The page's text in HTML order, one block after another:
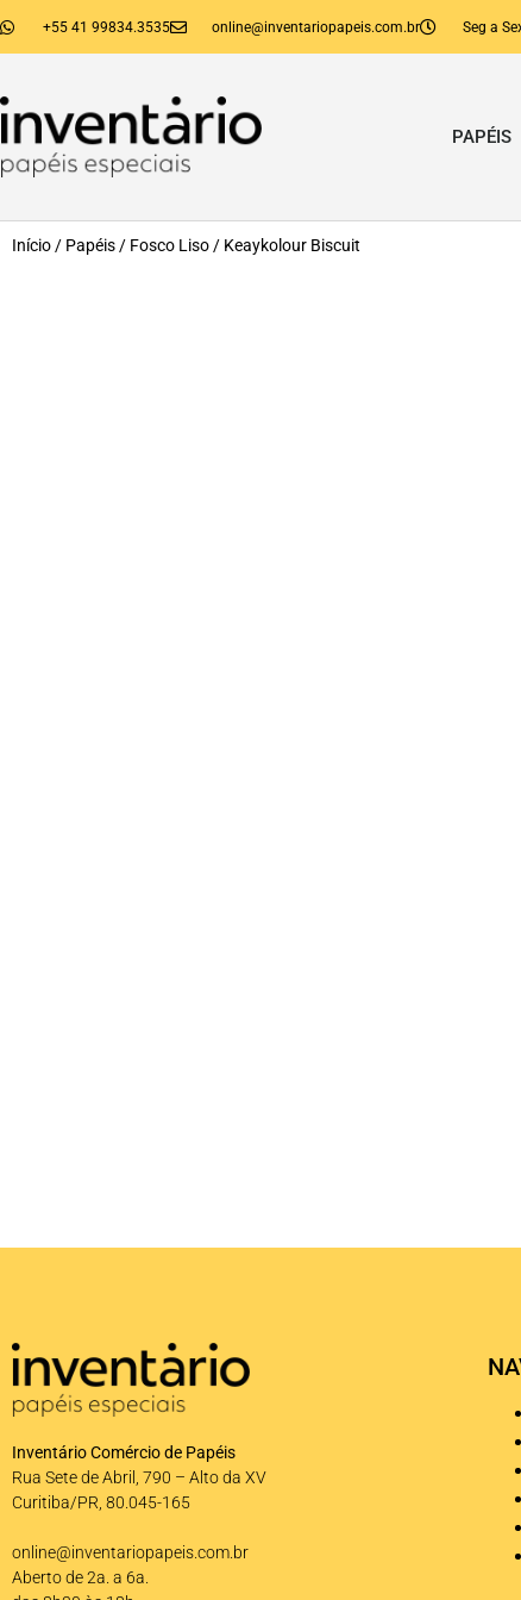
+55 41 99834.3535 online@inventariopapeis.com.br Seg a
PAPÉIS
Início / Papéis / Fosco Liso / Keaykolour Biscuit
Inventário Comércio de Papéis
Rua Sete de Abril, 790 – Alto da XV
Curitiba/PR, 80.045-165
online@inventariopapeis.com.br
Aberto de 2a. a 6a.